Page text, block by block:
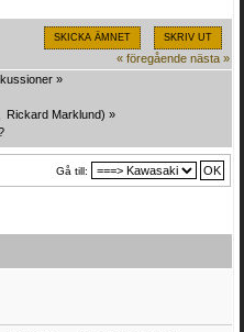
SKICKA ÄMNET SKRIV UT
« föregående nästa »
»
Rickard Marklund) »
Gå till: